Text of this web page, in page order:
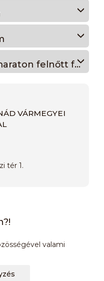
4*12 km-es szinkron maraton felnőtt futam
VÁRMEGYEI
tér 1.
valami